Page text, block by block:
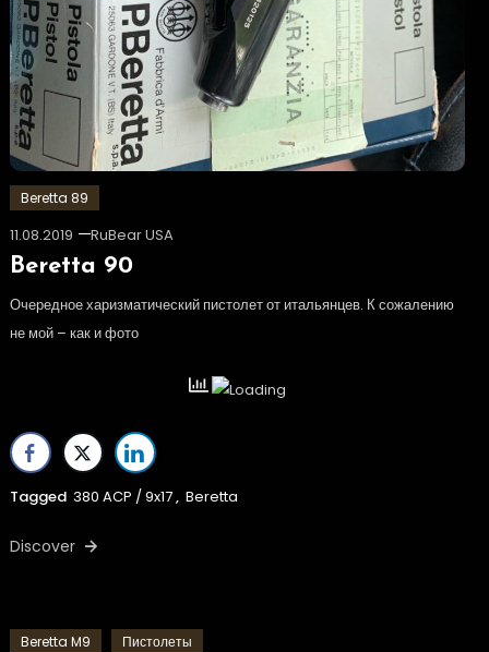
Beretta 89
11.08.2019 RuBear USA
Beretta 90
Очередное харизматический пистолет от итальянцев. К сожалению
не мой – как и фото
Tagged 380 ACP / 9x17, Beretta
Discover
Beretta M9 Пистолеты